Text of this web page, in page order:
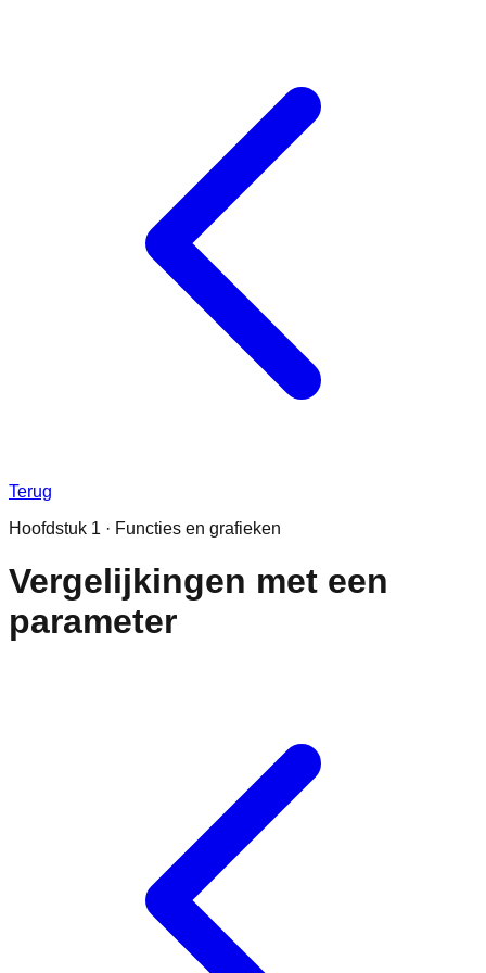
Terug
Hoofdstuk 1 · Functies en grafieken
Vergelijkingen met een
parameter